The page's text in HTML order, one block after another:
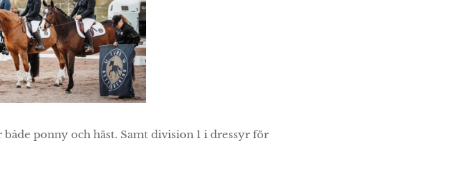
ponny och häst. Samt division 1 i dressyr för